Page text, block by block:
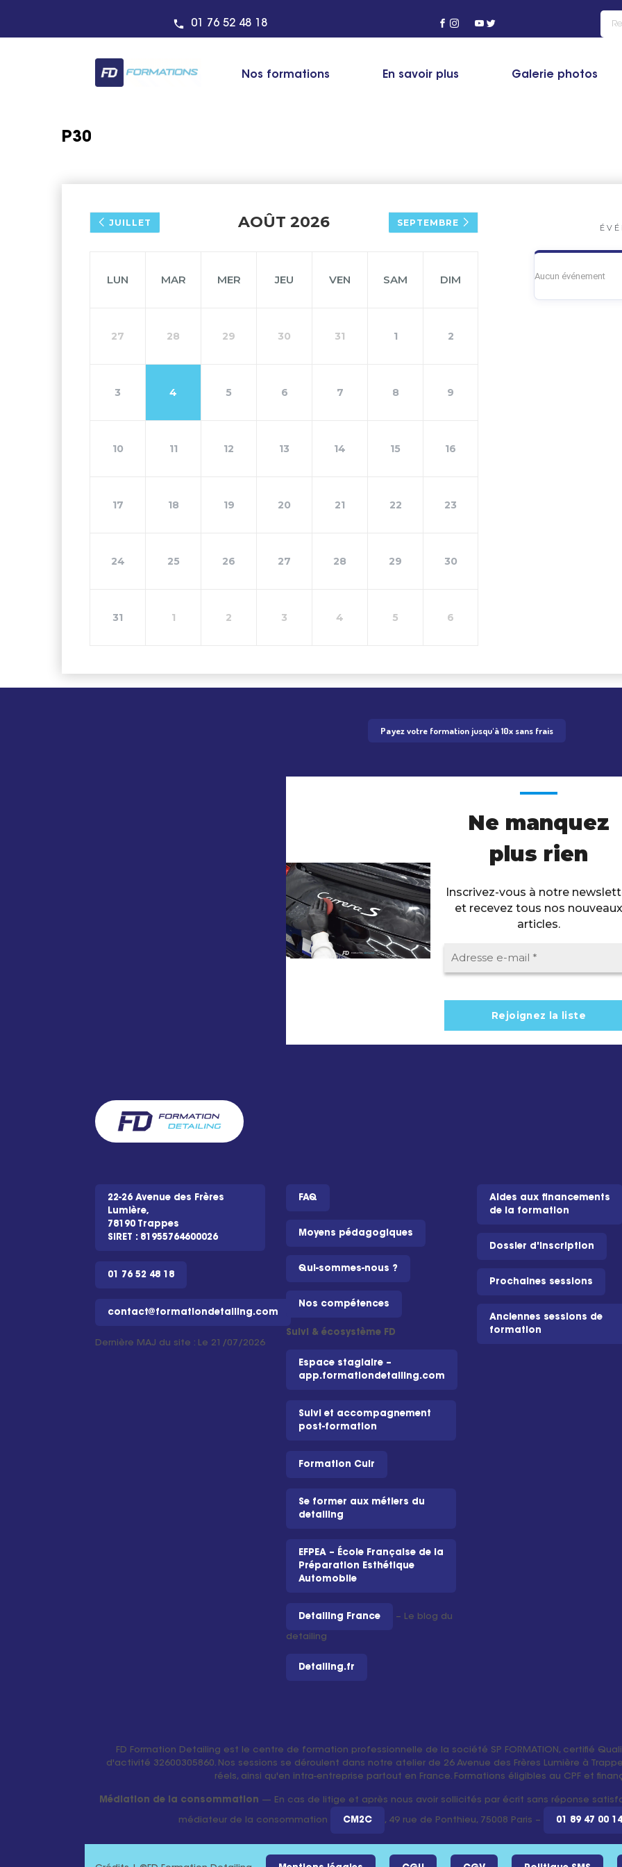
01 76 52 48 18
Nos formations En savoir plus Galerie photos
P30
JUILLET AOÛT 2026 SEPTEMBRE
LUN MAR MER JEU VEN SAM DIM
27 28 29 30 31 1 2
3 4 5 6 7 8 9
10 11 12 13 14 15 16
17 18 19 20 21 22 23
24 25 26 27 28 29 30
31 1 2 3 4 5 6
Aucun événement
Payez votre formation jusqu'à 10x sans frais
Ne manquez
plus rien
Inscrivez-vous à notre
et recevez tous nos nouveaux
articles.
22-26 Avenue des Frères
Lumière,
78190 Trappes
SIRET : 81955764600026
01 76 52 48 18
contact@formationdetailing.com
Dernière MAJ du site : Le 21/07/2026
FAQ
Moyens pédagogiques
Qui-sommes-nous ?
Nos compétences
Suivi & écosystème FD
Espace stagiaire –
app.formationdetailing.com
Suivi et accompagnement
post-formation
Formation Cuir
Se former aux métiers du
detailing
EFPEA – École Française de la
Préparation Esthétique
Automobile
Detailing France – Le blog du
detailing
Detailing.fr
Aides aux financements
de la formation
Dossier d'inscription
Prochaines sessions
Anciennes sessions de
formation
FD Formation Detailing est le centre de formation professionnelle de la société SP FORMATION, certifié
d'activité 32600305860. Nos sessions se déroulent dans notre atelier de 26 Avenue des Frères Lumière à
réels, ainsi qu'en intra-entreprise partout en France. Formations éligibles au CPF et
Médiation de la consommation — En cas de litige et après nous avoir sollicités par écrit sans réponse
médiateur de la consommation CM2C , 49 rue de Ponthieu, 75008 Paris – 01 89 47 00 14